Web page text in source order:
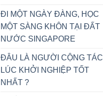
ĐI MỘT NGÀY ĐÀNG, HỌC
MỘT SÀNG KHÔN TẠI ĐẤT
NƯỚC SINGAPORE
ĐÂU LÀ NGƯỜI CỘNG TÁC
LÚC KHỞI NGHIỆP TỐT
NHẤT ?